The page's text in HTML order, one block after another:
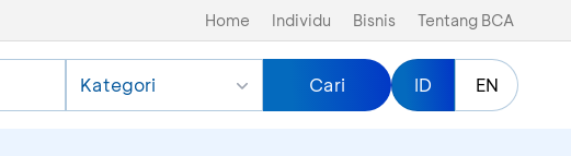
Home Individu Bisnis Tentang BCA
Kategori Cari ID EN